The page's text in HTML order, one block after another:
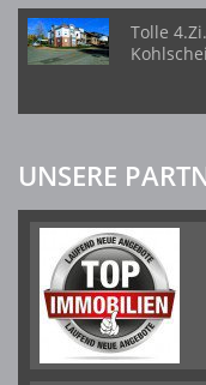
Tolle
UNSERE